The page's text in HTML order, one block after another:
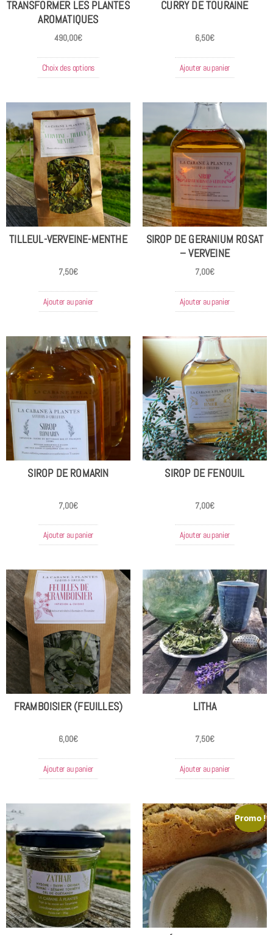
TRANSFORMER LES PLANTES
AROMATIQUES
490,00€
Choix des options
CURRY DE TOURAINE
6,50€
Ajouter au panier
TILLEUL-VERVEINE-MENTHE
7,50€
Ajouter au panier
SIROP DE GERANIUM ROSAT
– VERVEINE
7,00€
Ajouter au panier
SIROP DE ROMARIN
7,00€
Ajouter au panier
SIROP DE FENOUIL
7,00€
Ajouter au panier
FRAMBOISIER (FEUILLES)
6,00€
Ajouter au panier
LITHA
7,50€
Ajouter au panier
Promo !